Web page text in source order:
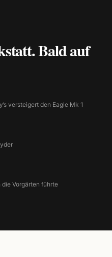
Bald auf
versteigert den Eagle Mk 1
Vorgärten führte